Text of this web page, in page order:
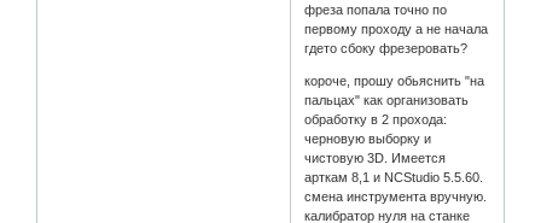
фреза попала точно по
первому проходу а не начала
гдето сбоку фрезеровать?
короче, прошу обьяснить "на
пальцах" как организовать
обработку в 2 прохода:
черновую выборку и
чистовую 3D. Имеется
арткам 8,1 и NCStudio 5.5.60.
смена инструмента вручную.
калибратор нуля на станке